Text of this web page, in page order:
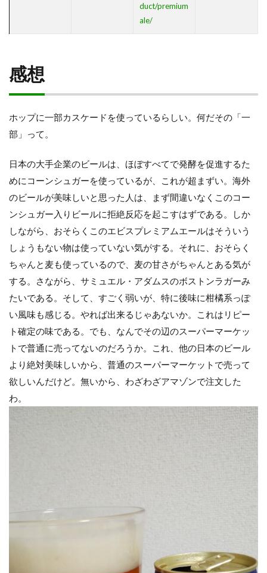
duct/premium
ale/
感想
ホップに一部カスケードを使っているらしい。何だその「一
部」って。
日本の大手企業のビールは、ほぼすべてで発酵を促進するた
めにコーンシュガーを使っているが、これが超まずい。海外
のビールが美味しいと思った人は、まず間違いなくこのコー
ンシュガー入りビールに拒絶反応を起こすはずである。しか
しながら、おそらくこのエビスプレミアムエールはそういう
しょうもない物は使っていない気がする。それに、おそらく
ちゃんと麦も使っているので、麦の甘さがちゃんとある気が
する。さながら、サミュエル・アダムスのボストンラガーみ
たいである。そして、すごく弱いが、特に後味に柑橘系っぽ
い風味も感じる。やれば出来るじゃあないか。これはリピー
ト確定の味である。でも、なんでその辺のスーパーマーケッ
トで普通に売ってないのだろうか。これ、他の日本のビール
より絶対美味しいから、普通のスーパーマーケットで売って
欲しいんだけど。無いから、わざわざアマゾンで注文した
わ。